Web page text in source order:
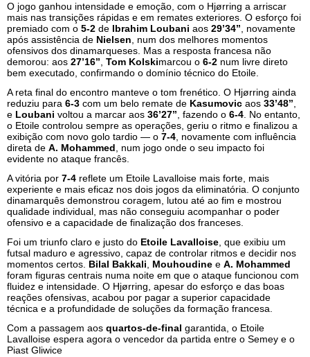
O jogo ganhou intensidade e emoção, com o Hjørring a arriscar
mais nas transições rápidas e em remates exteriores. O esforço foi
premiado com o 5-2 de Ibrahim Loubani aos 29’34’’ , novamente
após assistência de Nielsen , num dos melhores momentos
ofensivos dos dinamarqueses. Mas a resposta francesa não
demorou: aos 27’16’’ Tom Kolskimarcou o 6-2 num livre direto
bem executado, confirmando o domínio técnico do Etoile.
A reta final do encontro manteve o tom frenético. O Hjørring ainda
reduziu para 6-3 com um belo remate de Kasumovic aos 33’48’’
e Loubani voltou a marcar aos 36’27’’ , fazendo o 6-4 . No entanto,
o Etoile controlou sempre as operações, geriu o ritmo e finalizou a
exibição com novo golo tardio — o 7-4 , novamente com influência
direta de A. Mohammed , num jogo onde o seu impacto foi
evidente no ataque francês.
A vitória por 7-4 reflete um Etoile Lavalloise mais forte, mais
experiente e mais eficaz nos dois jogos da eliminatória. O conjunto
dinamarquês demonstrou coragem, lutou até ao fim e mostrou
qualidade individual, mas não conseguiu acompanhar o poder
ofensivo e a capacidade de finalização dos franceses.
Foi um triunfo claro e justo do Etoile Lavalloise , que exibiu um
futsal maduro e agressivo, capaz de controlar ritmos e decidir nos
momentos certos. Bilal Bakkali Mouhoudine e A. Mohammed
foram figuras centrais numa noite em que o ataque funcionou com
fluidez e intensidade. O Hjørring, apesar do esforço e das boas
reações ofensivas, acabou por pagar a superior capacidade
técnica e a profundidade de soluções da formação francesa.
Com a passagem aos quartos-de-final garantida, o Etoile
Lavalloise espera agora o vencedor da partida entre o Semey e o
Piast Gliwice